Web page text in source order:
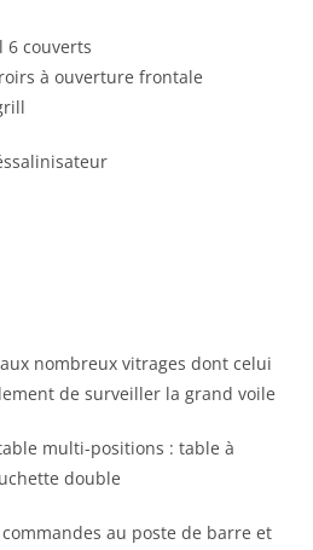
6 couverts
à ouverture frontale
nombreux vitrages dont celui
de surveiller la grand voile
multi-positions : table à
double
commandes au poste de barre et